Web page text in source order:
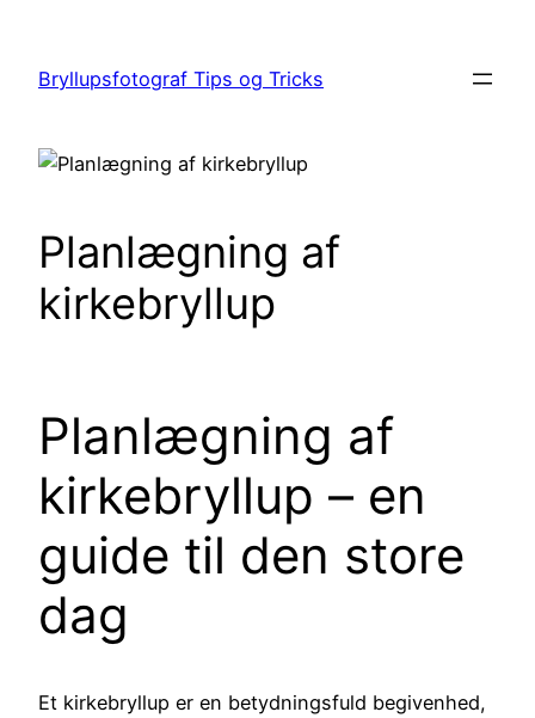
indhold
Bryllupsfotograf Tips og Tricks
Planlægning af
kirkebryllup
Planlægning af
kirkebryllup – en
guide til den store
dag
Et kirkebryllup er en betydningsfuld begivenhed,